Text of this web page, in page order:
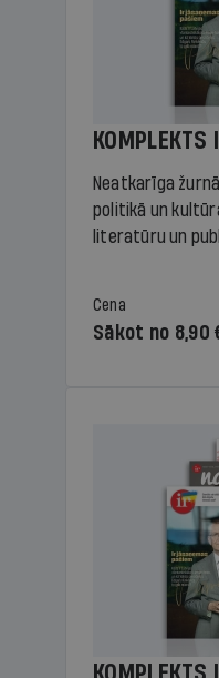
KOMPLEKTS
Neatkarīga
politikā un
literatūru un
Cena
Sākot no 8,90